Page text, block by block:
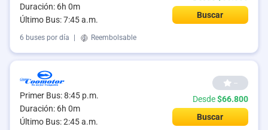
Duración: 6h 0m
Último Bus: 7:45 a.m.
Buscar
6 buses por día Reembolsable
Primer Bus: 8:45 p.m.
Duración: 6h 0m
Último Bus: 2:45 a.m.
--
Desde$66.800
Buscar